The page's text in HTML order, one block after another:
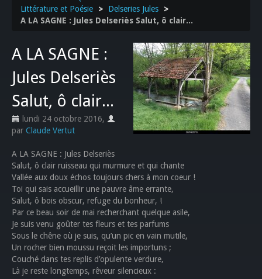
Littérature et Poésie
> Delseries Jules
>
A LA SAGNE : Jules Delseriès Salut, ô clair...
A LA SAGNE :
Jules Delseriès
Salut, ô clair...
lundi 24 octobre 2016,
par Claude Vertut
A LA SAGNE : Jules Delseriès
Salut, ô clair ruisseau qui murmure et qui chante
Vallée aux doux échos toujours chers à mon coeur !
Toi qui sais accueillir une pauvre âme errante,
Salut, ô bois obscur, refuge du bonheur, !
Par ce beau soir de mai recherchant quelque asile,
Je suis venu goûter tes fleurs et tes parfums
Sous le chêne où je suis, qu’un pic en vain mutile,
Un rocher bien moussu reçoit les importuns ;
Couché dans tes replis d’opulente verdure,
Là je reste longtemps, rêveur silencieux :